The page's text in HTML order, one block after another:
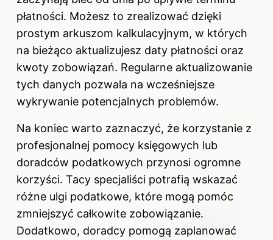
płatności. Możesz to zrealizować dzięki
prostym arkuszom kalkulacyjnym, w których
na bieżąco aktualizujesz daty płatności oraz
kwoty zobowiązań. Regularne aktualizowanie
tych danych pozwala na wcześniejsze
wykrywanie potencjalnych problemów.
Na koniec warto zaznaczyć, że korzystanie z
profesjonalnej pomocy księgowych lub
doradców podatkowych przynosi ogromne
korzyści. Tacy specjaliści potrafią wskazać
różne ulgi podatkowe, które mogą pomóc
zmniejszyć całkowite zobowiązanie.
Dodatkowo, doradcy pomogą zaplanować